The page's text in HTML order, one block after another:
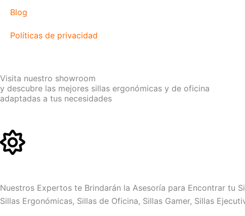
Blog
Políticas de privacidad
Visita nuestro showroom
y descubre las mejores sillas ergonómicas y de oficina
adaptadas a tus necesidades
Nuestros Expertos te Brindarán la Asesoría para Encontrar tu
Sillas Ergonómicas, Sillas de Oficina, Sillas Gamer, Sillas